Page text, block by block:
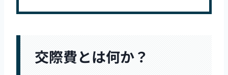
交際費とは何か？